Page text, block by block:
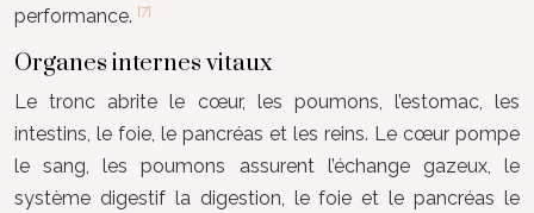
performance. [7]
Organes internes vitaux
Le tronc abrite le cœur, les poumons, l’estomac, les
intestins, le foie, le pancréas et les reins. Le cœur pompe
le sang, les poumons assurent l’échange gazeux, le
système digestif la digestion, le foie et le pancréas le